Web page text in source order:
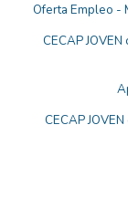
Oferta Empleo -
CECAP
CECAP